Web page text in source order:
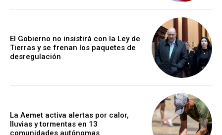
El Gobierno no insistirá con la Ley de
Tierras y se frenan los paquetes de
desregulación
La Aemet activa alertas por calor,
lluvias y tormentas en 13
comunidades autónomas